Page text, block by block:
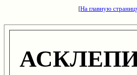
[На главную